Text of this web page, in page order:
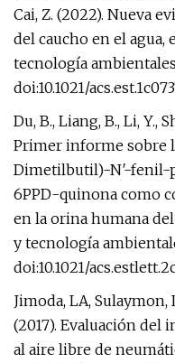
Cai, Z. (2022). Nueva
del caucho en el agua,
tecnología
doi:10.1021/
Du, B., Liang, B., Li, Y.,
Primer informe sobre
Dimetilbutil)-N′-fenil-
6PPD-quinona como
en la orina humana
y tecnología
doi:10.1021/
Jimoda, LA, Sulaymon,
(2017). Evaluación del
al aire libre de